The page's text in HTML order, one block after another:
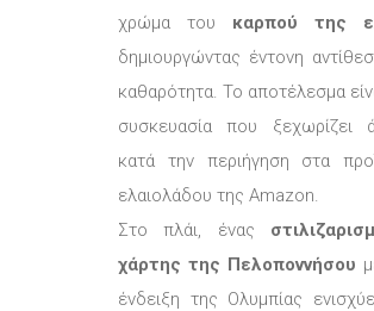
χρώμα του καρπού της
δημιουργώντας έντονη
καθαρότητα. Το αποτέλεσμα
συσκευασία που ξεχωρίζει
κατά την περιήγηση στα
ελαιολάδου της Amazon.
Στο πλάι, ένας
χάρτης της Πελοποννήσου
ένδειξη της Ολυμπίας